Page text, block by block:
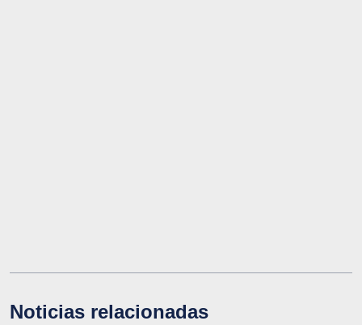
Noticias relacionadas